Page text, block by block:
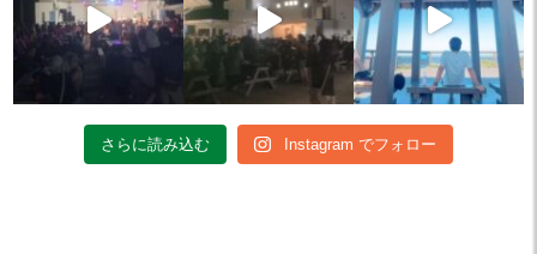
さらに読み込む Instagram でフォロー